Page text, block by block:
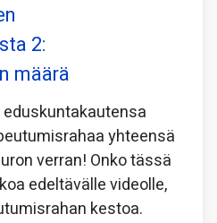
2:
määrä
yhteensä
verran! Onko tässä
edeltävälle videolle,
kestoa.